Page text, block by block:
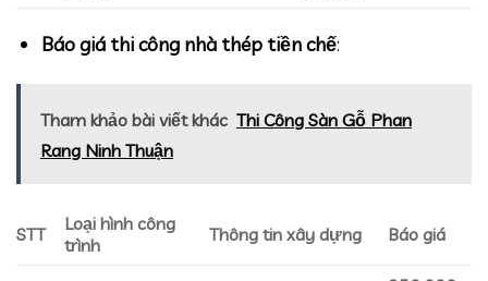
Báo giá thi công nhà thép tiền chế:
Tham khảo bài viết khác Thi Công Sàn Gỗ Phan
Rang Ninh Thuận
STT
Loại hình công
trình
Thông tin xây dựng Báo giá